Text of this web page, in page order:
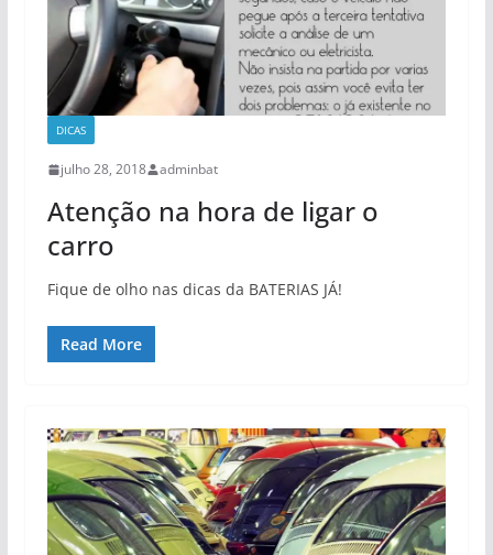
DICAS
julho 28, 2018 adminbat
Atenção na hora de ligar o
carro
Fique de olho nas dicas da BATERIAS JÁ!
Read More